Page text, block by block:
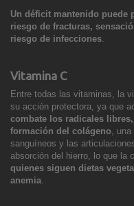
Un déficit mantenido puede
riesgo de fracturas,
riesgo de infecciones.
Vitamina C
Entre todas las vitaminas, la
su acción protectora, ya que
combate los radicales
formación del colágeno, una
sanguíneos y las
absorción del hierro, lo que la
quienes siguen dietas
anemia.